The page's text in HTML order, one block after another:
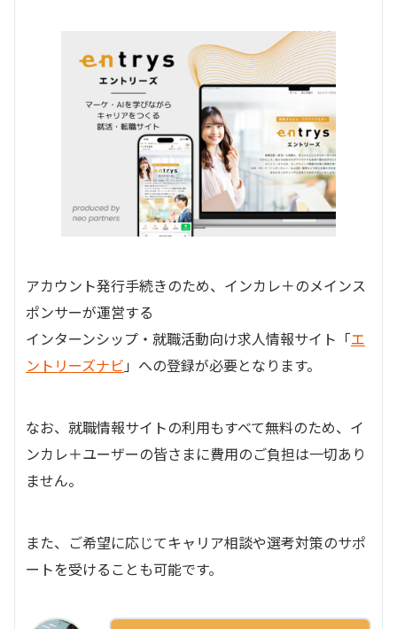
アカウント発行手続きのため、インカレ＋のメインス
ポンサーが運営する
インターンシップ・就職活動向け求人情報サイト「エ
ントリーズナビ 」への登録が必要となります。
なお、就職情報サイトの利用もすべて無料のため、イ
ンカレ＋ユーザーの皆さまに費用のご負担は一切あり
ません。
また、ご希望に応じてキャリア相談や選考対策のサポ
ートを受けることも可能です。